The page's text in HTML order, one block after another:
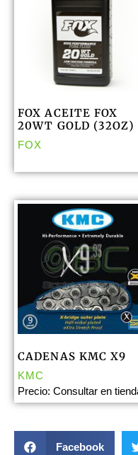
FOX ACEITE FOX
20WT GOLD (32OZ)
FOX
CADENAS KMC X9
KMC
Precio: Consultar en
Facebook